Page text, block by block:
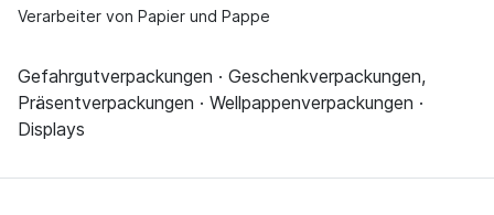
Verarbeiter von Papier und Pappe
Gefahrgutverpackungen · Geschenkverpackungen,
Präsentverpackungen · Wellpappenverpackungen ·
Displays